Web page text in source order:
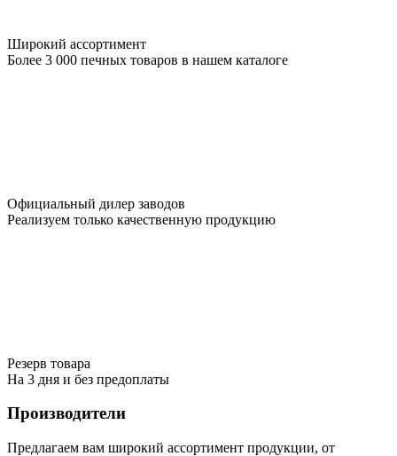
Широкий ассортимент
Более 3 000 печных товаров в нашем каталоге
Официальный дилер заводов
Реализуем только качественную продукцию
Резерв товара
На 3 дня и без предоплаты
Производители
Предлагаем вам широкий ассортимент продукции, от